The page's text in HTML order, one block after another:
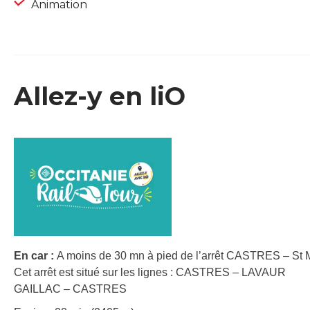
Animation
Allez-y en liO
En car : A moins de 30 mn à pied de l’arrêt CASTRES – St
Cet arrêt est situé sur les lignes : CASTRES – LAVAUR
GAILLAC – CASTRES